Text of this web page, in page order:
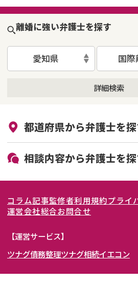
離婚に強い弁護士を探す
愛知県 国
詳細検索
初回相談無料
都道府県から弁護士を
北海道・東北
北海道 青
岩手県 宮
秋田県
福島県
関東
東京都 神
埼玉県
茨城県 群
東海
愛知県
岐阜県 山
関西
大阪府 京
北陸・甲信越
相談内容から弁護士を
離婚裁判
親権
不貞・不倫慰謝料請求
養育費問題
財産
コラム記事監修者利用規約プライ
運営会社総合お問合せ
【運営サービス】
ツナグ債務整理ツナグ相続イエコン